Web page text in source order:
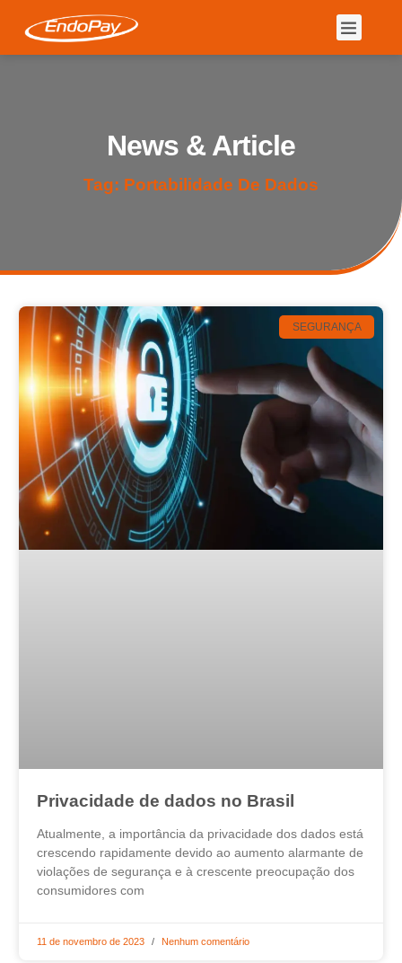
News & Article
Tag: Portabilidade De Dados
SEGURANÇA
Privacidade de dados no Brasil
Atualmente, a importância da privacidade dos dados está
crescendo rapidamente devido ao aumento alarmante de
violações de segurança e à crescente preocupação dos
consumidores com
11 de novembro de 2023 Nenhum comentário